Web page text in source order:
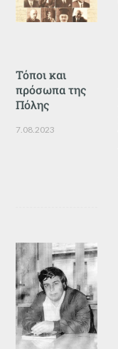
Τόποι και
πρόσωπα της
Πόλης
7.08.2023